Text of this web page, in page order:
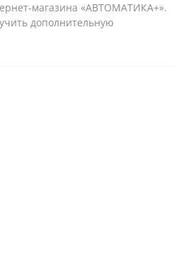
магазина «АВТОМАТИКА+».
дополнительную